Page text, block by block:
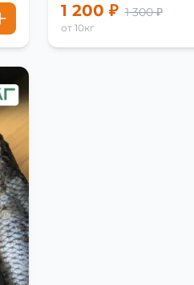
1 200 ₽ 1 300 ₽
от 10кг